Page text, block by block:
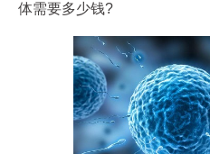
体需要多少钱?